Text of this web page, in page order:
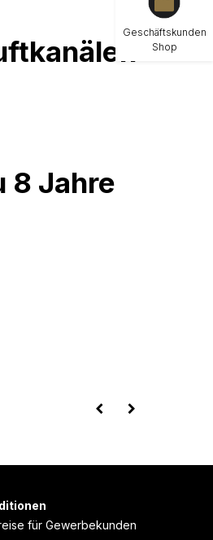
8 Jahre
für Gewerbekunden
Geschäftskunden
Shop